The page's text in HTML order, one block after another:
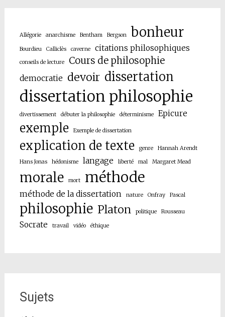
Allégorie anarchisme Bentham Bergson bonheur
Bourdieu Calliclès caverne citations philosophiques
conseils de lecture Cours de philosophie
democratie devoir dissertation
dissertation philosophie
divertissement débuter la philosophie déterminisme Epicure
exemple Exemple de dissertation
explication de texte genre Hannah Arendt
Hans Jonas hédonisme langage liberté mal Margaret Mead
morale mort méthode
méthode de la dissertation nature Onfray Pascal
philosophie Platon politique Rousseau
Socrate travail vidéo éthique
Sujets